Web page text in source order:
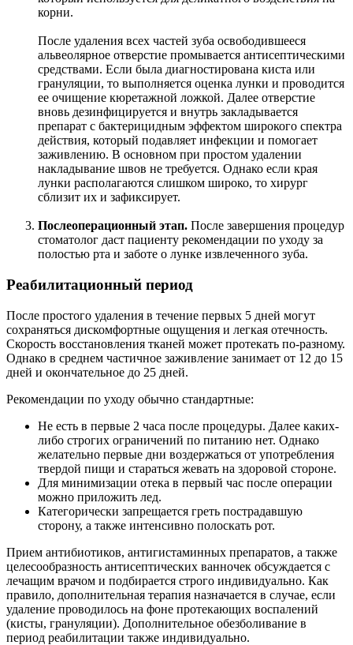
корни.
После удаления всех частей зуба освободившееся
альвеолярное отверстие промывается антисептическими
средствами. Если была диагностирована киста или
грануляции, то выполняется оценка лунки и проводится
ее очищение кюретажной ложкой. Далее отверстие
вновь дезинфицируется и внутрь закладывается
препарат с бактерицидным эффектом широкого спектра
действия, который подавляет инфекции и помогает
заживлению. В основном при простом удалении
накладывание швов не требуется. Однако если края
лунки располагаются слишком широко, то хирург
сблизит их и зафиксирует.
Послеоперационный этап. После завершения процедур
стоматолог даст пациенту рекомендации по уходу за
полостью рта и заботе о лунке извлеченного зуба.
Реабилитационный период
После простого удаления в течение первых 5 дней могут
сохраняться дискомфортные ощущения и легкая отечность.
Скорость восстановления тканей может протекать по-разному.
Однако в среднем частичное заживление занимает от 12 до 15
дней и окончательное до 25 дней.
Рекомендации по уходу обычно стандартные:
Не есть в первые 2 часа после процедуры. Далее каких-
либо строгих ограничений по питанию нет. Однако
желательно первые дни воздержаться от употребления
твердой пищи и стараться жевать на здоровой стороне.
Для минимизации отека в первый час после операции
можно приложить лед.
Категорически запрещается греть пострадавшую
сторону, а также интенсивно полоскать рот.
Прием антибиотиков, антигистаминных препаратов, а также
целесообразность антисептических ванночек обсуждается с
лечащим врачом и подбирается строго индивидуально. Как
правило, дополнительная терапия назначается в случае, если
удаление проводилось на фоне протекающих воспалений
(кисты, грануляции). Дополнительное обезболивание в
период реабилитации также индивидуально.